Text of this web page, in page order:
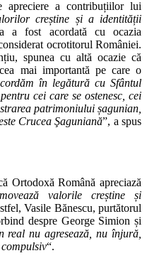
apreciere a contribuțiilor lui
creștine și a identității
a fost acordată cu ocazia
ocrotitorul României.
spunea cu altă ocazie că
mai importantă pe care o
în legătură cu Sfântul
cei care se ostenesc, cei
patrimoniului șagunian,
Crucea Şaguniană”, a spus
Ortodoxă Română apreciază
valorile creștine și
Vasile Bănescu, purtătorul
despre George Simion și
real nu agresează, nu înjură,
“.